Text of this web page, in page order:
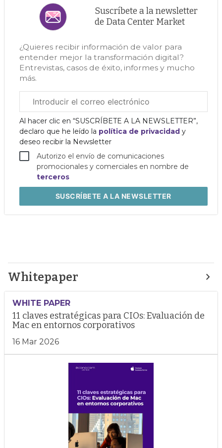
Suscríbete a la newsletter
de Data Center Market
¿Quieres recibir información de valor para
entender mejor la transformación digital?
Entrevistas, casos de éxito, informes y mucho
más.
electrónico
corporativo
Al hacer clic en “SUSCRÍBETE A LA NEWSLETTER”,
declaro que he leído la política de privacidad y
deseo recibir la Newsletter
Autorizo el envío de comunicaciones
promocionales y comerciales en nombre de
terceros
SUSCRÍBETEA LA NEWSLETTER
Whitepaper
WHITE PAPER
11 claves estratégicas para CIOs: Evaluación de
Mac en entornos corporativos
16 Mar 2026